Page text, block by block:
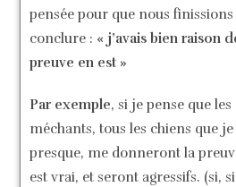
pensée pour que nous
conclure : « j’avais bien raison
preuve en est »
Par exemple, si je pense que
méchants, tous les chiens que
presque, me donneront la
est vrai, et seront agressifs. (si,